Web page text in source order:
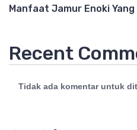
Manfaat Jamur Enoki
Recent
Tidak ada komentar untuk